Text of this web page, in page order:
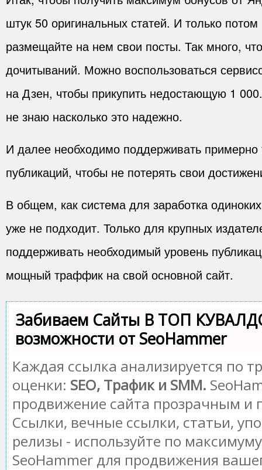
штук 50 оригинальных статей. И только потом
размещайте на нем свои посты. Так много,
дочитываний. Можно воспользоваться
на Дзен, чтобы прикупить недостающую 1
не знаю насколько это надежно.
И далее необходимо поддерживать примерно
публикаций, чтобы не потерять свои
В общем, как система для заработка
уже не подходит. Только для крупных
поддерживать необходимый уровень
мощный траффик на свой основной сайт.
Забиваем Сайты В ТОП
возможности от SeoHammer
Каждая ссылка анализируется по
оценки: SEO, Трафик и SMM.
продвижение сайта прозрачным и
Ссылки, вечные ссылки, статьи,
релизы - используйте по
SeoHammer для продвижения